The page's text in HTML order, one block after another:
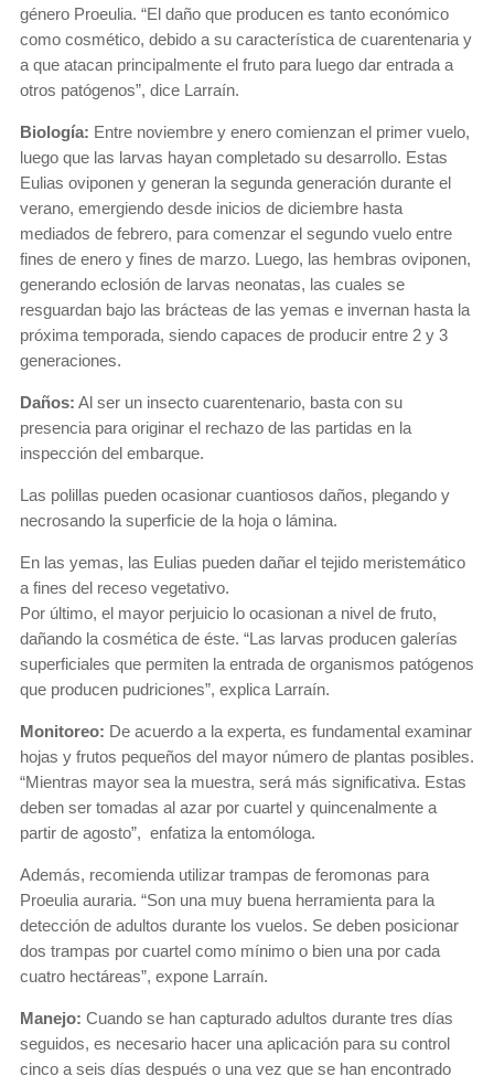
género Proeulia. “El daño que producen es tanto económico
como cosmético, debido a su característica de cuarentenaria y
a que atacan principalmente el fruto para luego dar entrada a
otros patógenos”, dice Larraín.
Biología: Entre noviembre y enero comienzan el primer vuelo,
luego que las larvas hayan completado su desarrollo. Estas
Eulias oviponen y generan la segunda generación durante el
verano, emergiendo desde inicios de diciembre hasta
mediados de febrero, para comenzar el segundo vuelo entre
fines de enero y fines de marzo. Luego, las hembras oviponen,
generando eclosión de larvas neonatas, las cuales se
resguardan bajo las brácteas de las yemas e invernan hasta la
próxima temporada, siendo capaces de producir entre 2 y 3
generaciones.
Daños: Al ser un insecto cuarentenario, basta con su
presencia para originar el rechazo de las partidas en la
inspección del embarque.
Las polillas pueden ocasionar cuantiosos daños, plegando y
necrosando la superficie de la hoja o lámina.
En las yemas, las Eulias pueden dañar el tejido meristemático
a fines del receso vegetativo.
Por último, el mayor perjuicio lo ocasionan a nivel de fruto,
dañando la cosmética de éste. “Las larvas producen galerías
superficiales que permiten la entrada de organismos patógenos
que producen pudriciones”, explica Larraín.
Monitoreo: De acuerdo a la experta, es fundamental examinar
hojas y frutos pequeños del mayor número de plantas posibles.
“Mientras mayor sea la muestra, será más significativa. Estas
deben ser tomadas al azar por cuartel y quincenalmente a
partir de agosto”, enfatiza la entomóloga.
Además, recomienda utilizar trampas de feromonas para
Proeulia auraria. “Son una muy buena herramienta para la
detección de adultos durante los vuelos. Se deben posicionar
dos trampas por cuartel como mínimo o bien una por cada
cuatro hectáreas”, expone Larraín.
Manejo: Cuando se han capturado adultos durante tres días
seguidos, es necesario hacer una aplicación para su control
cinco a seis días después o una vez que se han encontrado